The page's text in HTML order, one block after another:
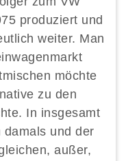
produziert und
weiter. Man
möchte
zu den
In insgesamt
und der
außer,